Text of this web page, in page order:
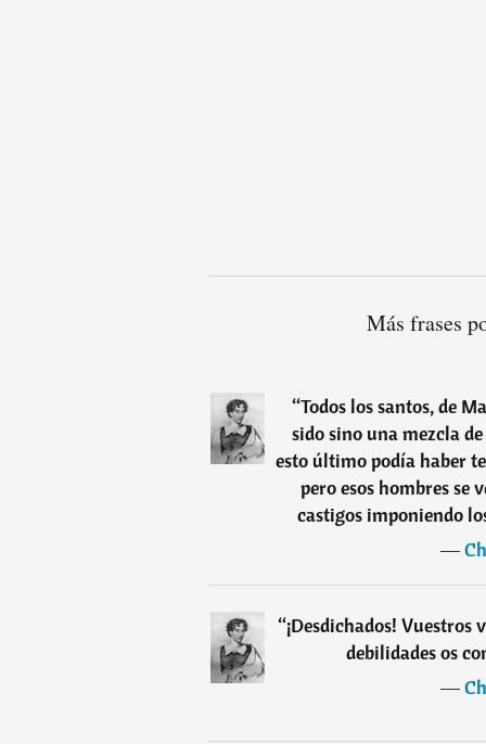
Más frases
“Todos los santos, de
sido sino una mezcla
esto último podía haber
pero esos hombres se
castigos imponiendo
―
“¡Desdichados! Vuestros
debilidades os
―